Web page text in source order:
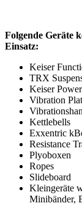
Folgende Geräte
Einsatz:
Keiser
TRX
Keiser
Vibration
Kettlebells
Exxentric
Resistance
Plyoboxen
Ropes
Slideboard
Kleingeräte
Minibänder,